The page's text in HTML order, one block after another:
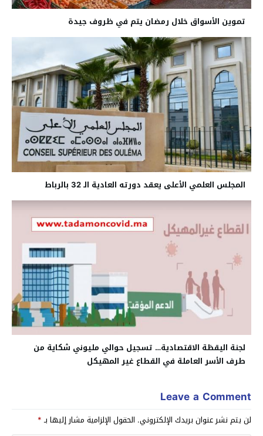
تموين الأسواق خلال رمضان يتم في ظروف جيدة
المجلس العلمي الأعلى يعقد دورته العادية الـ 32 بالرباط
لجنة اليقظة الاقتصادية… تسجيل حوالي مليوني شكاية من
طرف الأسر العاملة في القطاع غير المهيكل
Leave a Comment
لن يتم نشر عنوان بريدك الإلكتروني. الحقول الإلزامية مشار إليها بـ*